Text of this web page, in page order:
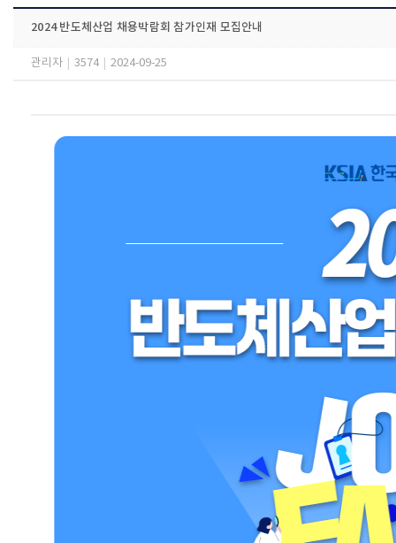
2024 반도체산업 채용박람회 참가인재 모집안내
관리자 3574 2024-09-25